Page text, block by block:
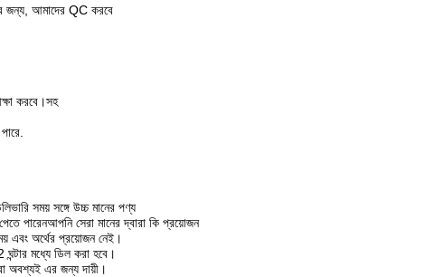
জন্য, আমাদের QC করবে
করবে।সহ
সময় সঙ্গে উচ্চ মানের পণ্য
পারেনআপনি সেরা মানের দ্বারা কি প্রয়োজন
এবং অর্থের প্রয়োজন নেই।
মধ্যে ডিল করা হবে।
অবশ্যই এর জন্য দায়ী।